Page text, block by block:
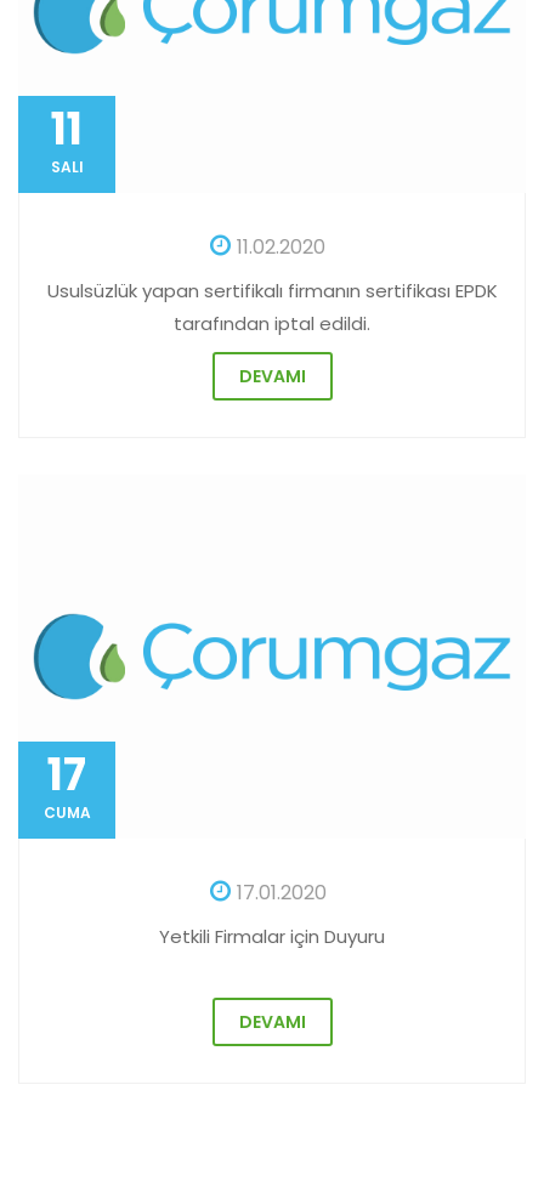
11
SALI
11.02.2020
Usulsüzlük yapan sertifikalı firmanın sertifikası EPDK
tarafından iptal edildi.
DEVAMI
17
CUMA
17.01.2020
Yetkili Firmalar için Duyuru
DEVAMI